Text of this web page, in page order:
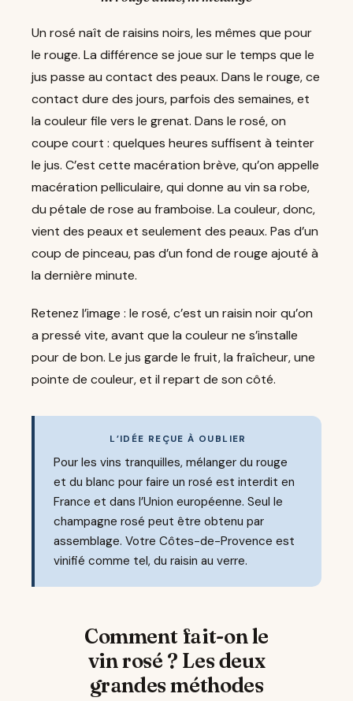
Un rosé naît de raisins noirs, les mêmes que pour
le rouge. La différence se joue sur le temps que le
jus passe au contact des peaux. Dans le rouge, ce
contact dure des jours, parfois des semaines, et
la couleur file vers le grenat. Dans le rosé, on
coupe court : quelques heures suffisent à teinter
le jus. C’est cette macération brève, qu’on appelle
macération pelliculaire, qui donne au vin sa robe,
du pétale de rose au framboise. La couleur, donc,
vient des peaux et seulement des peaux. Pas d’un
coup de pinceau, pas d’un fond de rouge ajouté à
la dernière minute.
Retenez l’image : le rosé, c’est un raisin noir qu’on
a pressé vite, avant que la couleur ne s’installe
pour de bon. Le jus garde le fruit, la fraîcheur, une
pointe de couleur, et il repart de son côté.
L’IDÉE REÇUE À OUBLIER
Pour les vins tranquilles, mélanger du rouge
et du blanc pour faire un rosé est interdit en
France et dans l’Union européenne. Seul le
champagne rosé peut être obtenu par
assemblage. Votre Côtes-de-Provence est
vinifié comme tel, du raisin au verre.
Comment fait-on le
vin rosé ? Les deux
grandes méthodes